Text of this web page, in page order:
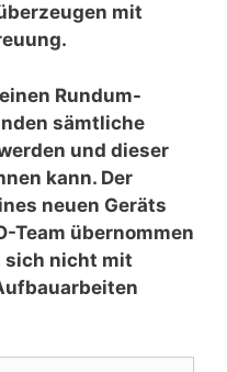
mit
Rundum-
sämtliche
und dieser
kann. Der
neuen Geräts
Team übernommen
sich nicht mit